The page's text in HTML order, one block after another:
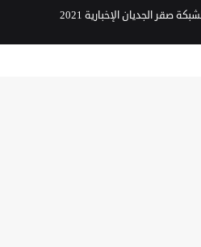
الجديان الإخبارية 2021